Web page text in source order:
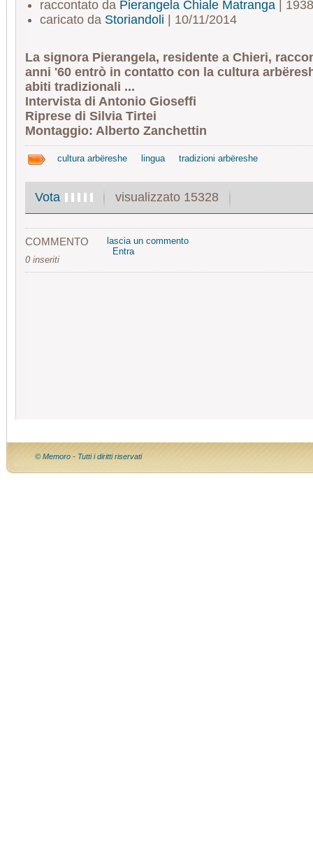
raccontato da Pierangela Chiale Matranga| 1938
caricato da Storiandoli | 10/11/2014
La signora Pierangela, residente a Chieri,
anni '60 entrò in contatto con la cultura
abiti tradizionali ...
Intervista di Antonio Gioseffi
Riprese di Silvia Tirtei
Montaggio: Alberto Zanchettin
cultura arbëreshe lingua tradizioni arbëreshe
Vota visualizzato 15328
COMMENTO
0 inseriti
lascia un commento
Entra
© Memoro - Tutti i diritti riservati